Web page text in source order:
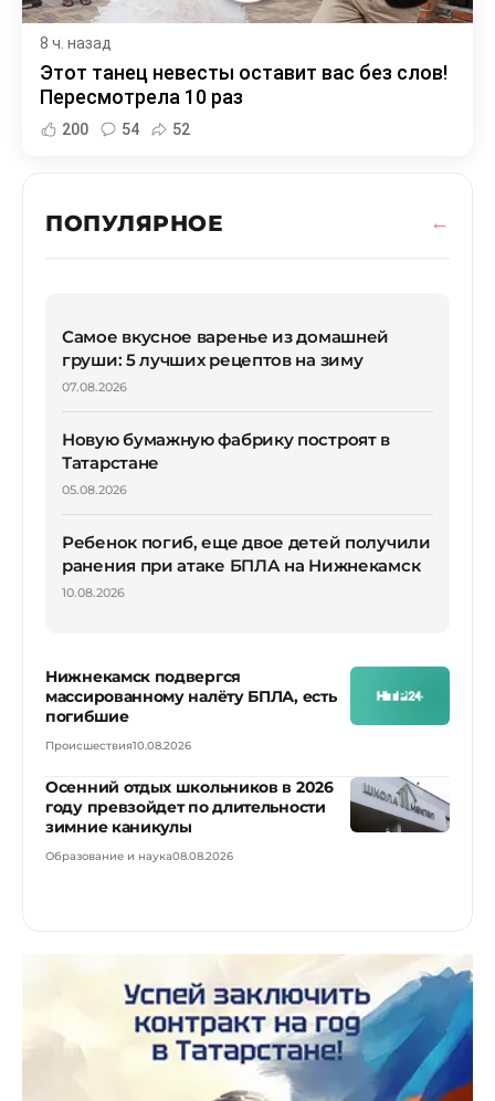
8 ч. назад
Этот танец невесты оставит вас без слов!
Пересмотрела 10 раз
200 54 52
ПОПУЛЯРНОЕ
Самое вкусное варенье из домашней
груши: 5 лучших рецептов на зиму
07.08.2026
Новую бумажную фабрику построят в
Татарстане
05.08.2026
Ребенок погиб, еще двое детей получили
ранения при атаке БПЛА на Нижнекамск
10.08.2026
Нижнекамск подвергся
массированному налёту БПЛА, есть
погибшие
Происшествия10.08.2026
Осенний отдых школьников в 2026
году превзойдет по длительности
зимние каникулы
Образование и наука08.08.2026